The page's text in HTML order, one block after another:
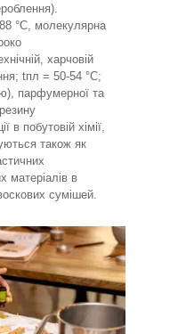
°C, молекулярна
харчовій
tпл = 50-54 °C;
парфумерної та
в побутовій хімії,
також як
матеріалів в
сумішей.